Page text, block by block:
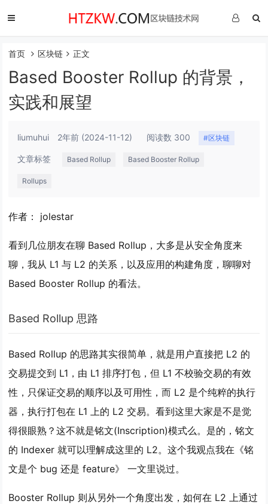
首页 区块链 正文
Based Booster Rollup 的背景，
实践和展望
liumuhui 2年前 (2024-11-12) 阅读数 300 #区块链
文章标签 Based Rollup Based Booster Rollup
Rollups
作者： jolestar
看到几位朋友在聊 Based Rollup，大多是从安全角度来
聊，我从 L1 与 L2 的关系，以及应用的构建角度，聊聊对
Based Booster Rollup 的看法。
Based Rollup 思路
Based Rollup 的思路其实很简单，就是用户直接把 L2 的
交易提交到 L1，由 L1 排序打包，但 L1 不校验交易的有效
性，只保证交易的顺序以及可用性，而 L2 是个纯粹的执行
器，执行打包在 L1 上的 L2 交易。看到这里大家是不是觉
得很眼熟？这不就是铭文(Inscription)模式么。是的，铭文
的 Indexer 就可以理解成这里的 L2。这个我观点我在《铭
文是个 bug 还是 feature》 一文里说过。
Booster Rollup 则从另外一个角度出发，如何在 L2 上通过